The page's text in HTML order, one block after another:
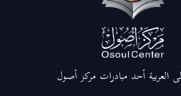
العربية أحد مبادرات مركز أصول